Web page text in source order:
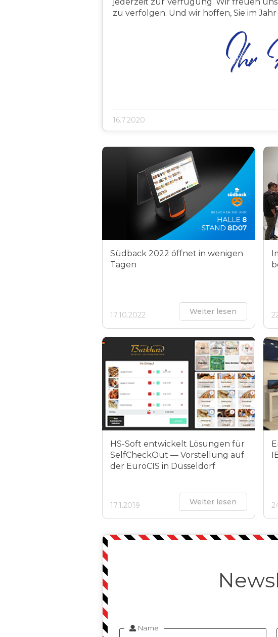
zu verfolgen. Und wir hoffen, Sie im
16.7.2020
Südback 2022 öffnet in wenigen
Tagen
17.10.2022 Weiter lesen
HS-Soft entwickelt Lösungen für
SelfCheckOut — Vorstellung auf
der EuroCIS in Düsseldorf
17.1.2019 Weiter lesen
 Name